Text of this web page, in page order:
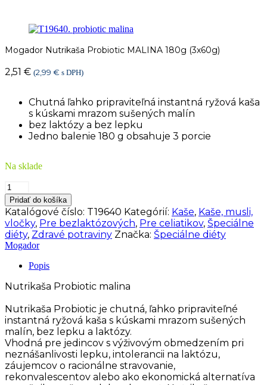
Mogador Nutrikaša Probiotic MALINA 180g (3x60g)
2,51 € (2,99 € s DPH)
Chutná ľahko pripraviteľná instantná ryžová kaša
s kúskami mrazom sušených malín
bez laktózy a bez lepku
Jedno balenie 180 g obsahuje 3 porcie
Na sklade
množstvo
Mogador
Nutrikaša
Probiotic
MALINA
180g
(3x60g)
Pridať do košíka
Katalógové číslo: T19640 Kategórií: Kaše, Kaše, musli,
vločky, Pre bezlaktózových, Pre celiatikov, Špeciálne
diéty, Zdravé potraviny Značka: Špeciálne diéty
Mogador
Popis
Nutrikaša Probiotic malina
Nutrikaša Probiotic je chutná, ľahko pripraviteľné
instantná ryžová kaša s kúskami mrazom sušených
malín, bez lepku a laktózy.
Vhodná pre jedincov s výživovým obmedzením pri
neznášanlivosti lepku, intolerancii na laktózu,
záujemcov o racionálne stravovanie,
rekonvalescentov alebo ako ekonomická alternatíva